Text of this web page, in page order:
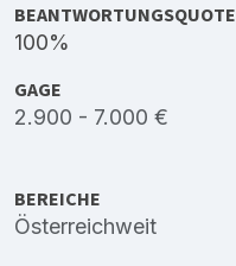
BEANTWORTUNGSQUOTE
100%
GAGE
2.900 - 7.000 €
BEREICHE
Österreichweit